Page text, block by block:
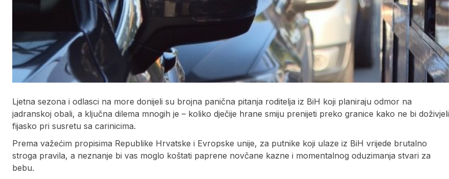
Ljetna sezona i odlasci na more donijeli su brojna panična pitanja roditelja iz BiH koji planiraju odmor na
jadranskoj obali, a ključna dilema mnogih je – koliko dječije hrane smiju prenijeti preko granice kako ne bi doživjeli
fijasko pri susretu sa carinicima.
Prema važećim propisima Republike Hrvatske i Evropske unije, za putnike koji ulaze iz BiH vrijede brutalno
stroga pravila, a neznanje bi vas moglo koštati paprene novčane kazne i momentalnog oduzimanja stvari za
bebu.